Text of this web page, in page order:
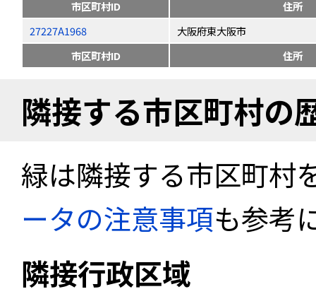
市区町村ID
住所
27227A1968
大阪府東大阪市
市区町村ID
住所
隣接する市区町村の
緑は隣接する市区町村
ータの注意事項も参考
隣接行政区域